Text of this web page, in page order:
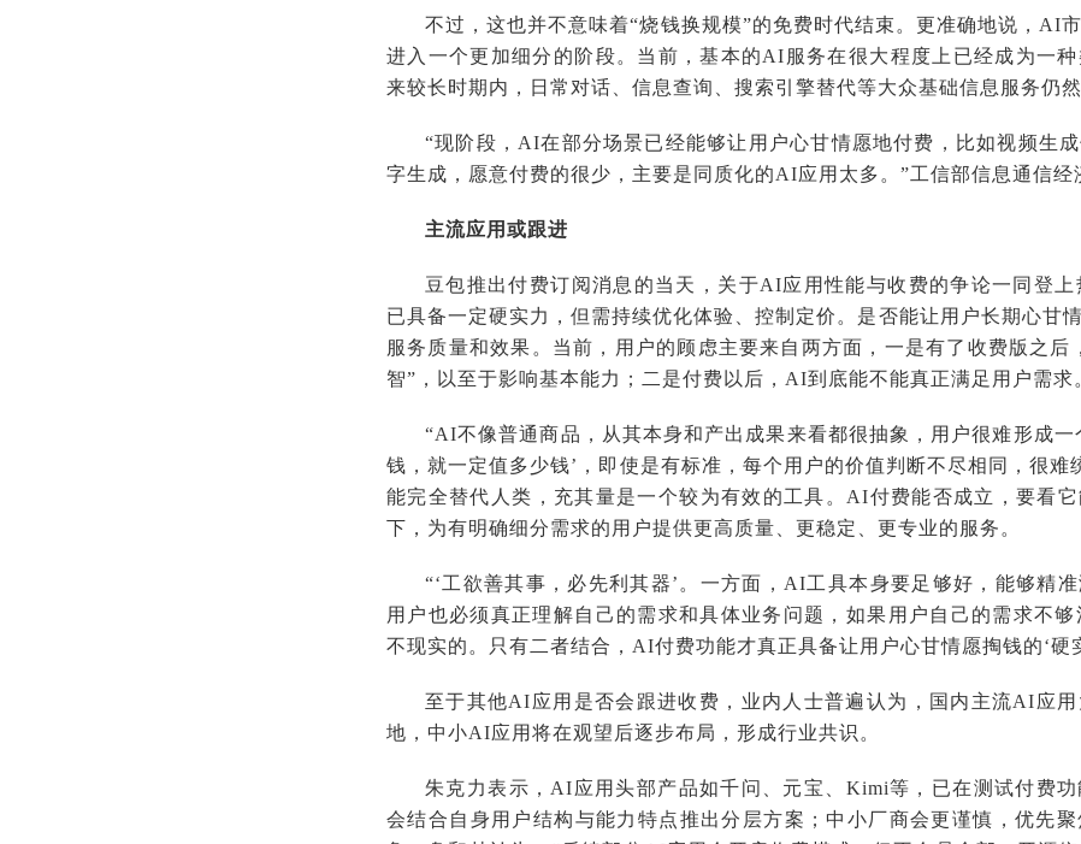
不过，这也并不意味着“烧钱换规模”的免费时代结束。更准确地说，AI
进入一个更加细分的阶段。当前，基本的AI服务在很大程度上已经成为一
来较长时期内，日常对话、信息查询、搜索引擎替代等大众基础信息服务仍然
“现阶段，AI在部分场景已经能够让用户心甘情愿地付费，比如视频生
字生成，愿意付费的很少，主要是同质化的AI应用太多。”工信部信息通信经
主流应用或跟进
豆包推出付费订阅消息的当天，关于AI应用性能与收费的争论一同登
已具备一定硬实力，但需持续优化体验、控制定价。是否能让用户长期心甘
服务质量和效果。当前，用户的顾虑主要来自两方面，一是有了收费版之后
智”，以至于影响基本能力；二是付费以后，AI到底能不能真正满足用户需求
“AI不像普通商品，从其本身和产出成果来看都很抽象，用户很难形成一
钱，就一定值多少钱’，即使是有标准，每个用户的价值判断不尽相同，很
能完全替代人类，充其量是一个较为有效的工具。AI付费能否成立，要看
下，为有明确细分需求的用户提供更高质量、更稳定、更专业的服务。
“‘工欲善其事，必先利其器’。一方面，AI工具本身要足够好，能够精
用户也必须真正理解自己的需求和具体业务问题，如果用户自己的需求不
不现实的。只有二者结合，AI付费功能才真正具备让用户心甘情愿掏钱的‘硬
至于其他AI应用是否会跟进收费，业内人士普遍认为，国内主流AI应
地，中小AI应用将在观望后逐步布局，形成行业共识。
朱克力表示，AI应用头部产品如千问、元宝、Kimi等，已在测试付费
会结合自身用户结构与能力特点推出分层方案；中小厂商会更谨慎，优先